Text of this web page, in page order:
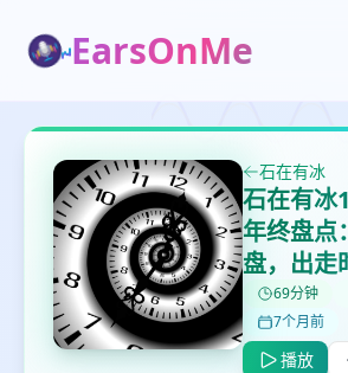
EarsOnMe
石在有冰
石在有冰
年终盘点
盘，出走
69分钟
7个月前
播放
打分
鼠标下留人
删除确认
加入播单